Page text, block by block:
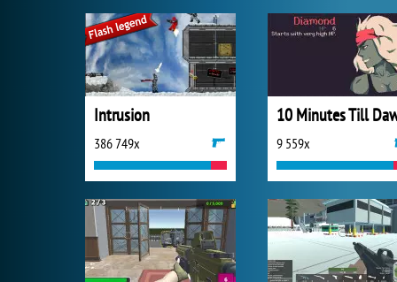
Intrusion
386 749x
10 Minutes Till
9 559x